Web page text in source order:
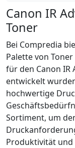
Canon IR
Toner
Bei Compredia
Palette von
für den Canon IR
entwickelt
hochwertige
Sortiment, um
Produktivität und